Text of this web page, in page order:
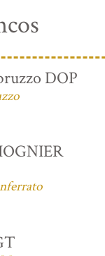
DOP